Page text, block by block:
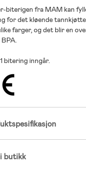
biterigen fra MAM kan
for det kløende
farger, og det blir en
bitering inngår.
butikk